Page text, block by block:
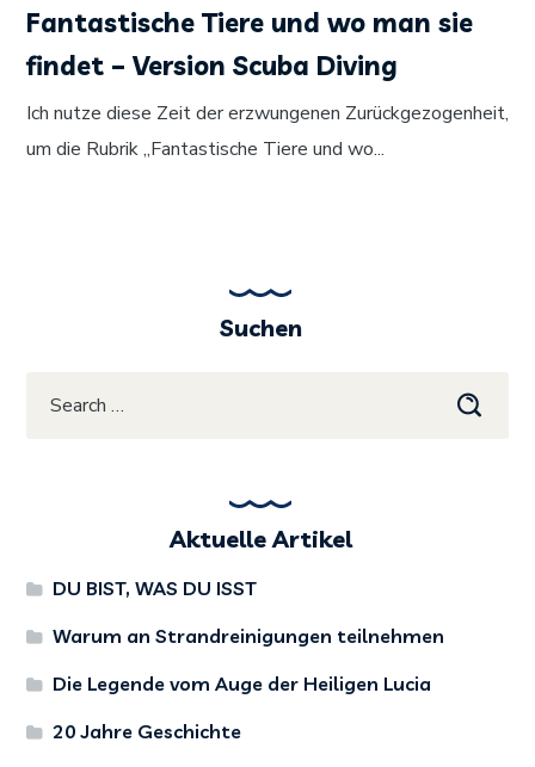
Fantastische Tiere und wo man sie
findet – Version Scuba Diving
Ich nutze diese Zeit der erzwungenen Zurückgezogenheit,
um die Rubrik „Fantastische Tiere und wo...
Suchen
Aktuelle Artikel
DU BIST, WAS DU ISST
Warum an Strandreinigungen teilnehmen
Die Legende vom Auge der Heiligen Lucia
20 Jahre Geschichte